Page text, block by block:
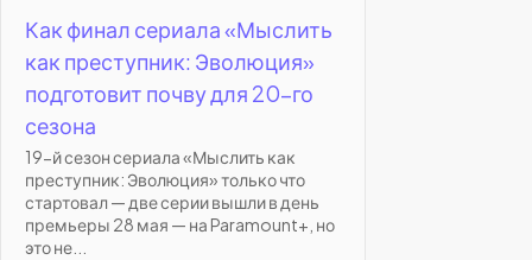
Как финал сериала «Мыслить
как преступник: Эволюция»
подготовит почву для 20-го
сезона
19-й сезон сериала «Мыслить как
преступник: Эволюция» только что
стартовал — две серии вышли в день
премьеры 28 мая — на Paramount+, но
это не...